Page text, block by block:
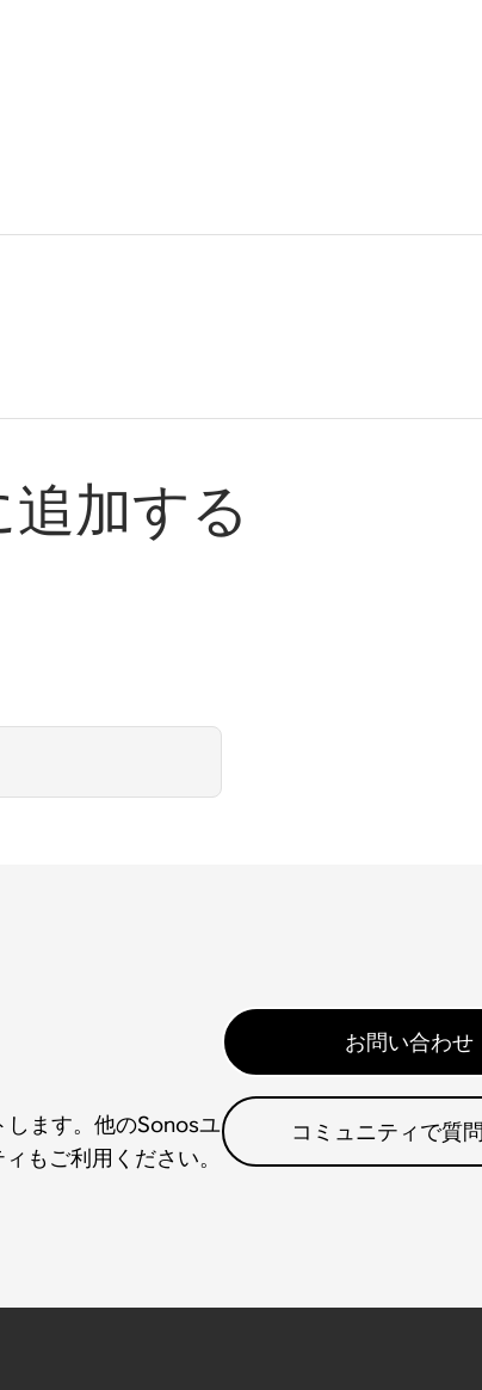
加する
ます。他のSonosユ
もご利用ください。
お問い合わせ
コミュニティで質